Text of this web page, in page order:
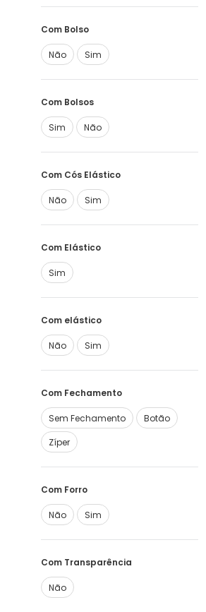
Com Bolso
Não Sim
Com Bolsos
Sim Não
Com Cós Elástico
Não Sim
Com Elástico
Sim
Com elástico
Não Sim
Com Fechamento
Sem Fechamento
Botão
Zíper
Com Forro
Não Sim
Com Transparência
Não